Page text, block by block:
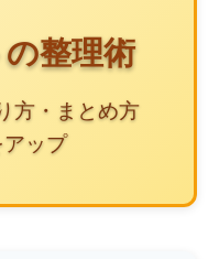
整理術
方・まとめ方
ップ